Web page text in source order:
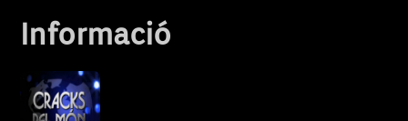
Informació